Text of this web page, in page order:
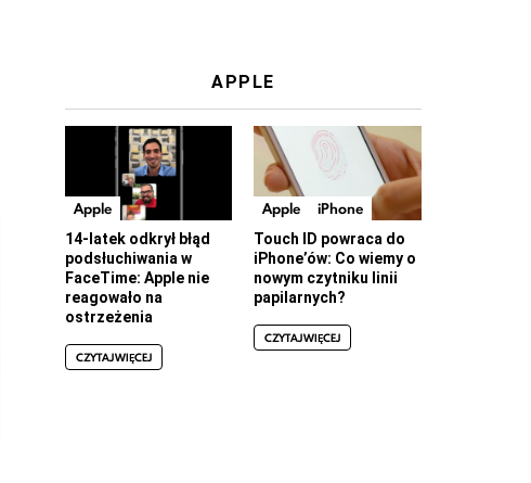
APPLE
Apple
14-latek odkrył błąd
podsłuchiwania w
FaceTime: Apple nie
reagowało na
ostrzeżenia
CZYTAJ WIĘCEJ
Apple iPhone
Touch ID powraca do
iPhone’ów: Co wiemy o
nowym czytniku linii
papilarnych?
CZYTAJ WIĘCEJ